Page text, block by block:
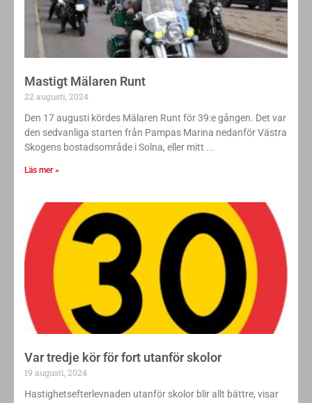
Mastigt Mälaren Runt
22 augusti, 2024
Den 17 augusti kördes Mälaren Runt för 39:e gången. Det var
den sedvanliga starten från Pampas Marina nedanför Västra
Skogens bostadsområde i Solna, eller mitt
Läs mer »
Var tredje kör för fort utanför skolor
19 augusti, 2024
Hastighetsefterlevnaden utanför skolor blir allt bättre, visar